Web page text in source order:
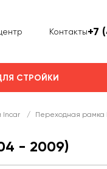
Контакты+7
СТРОЙКИ
Incar / Переходная рамка
- 2009)